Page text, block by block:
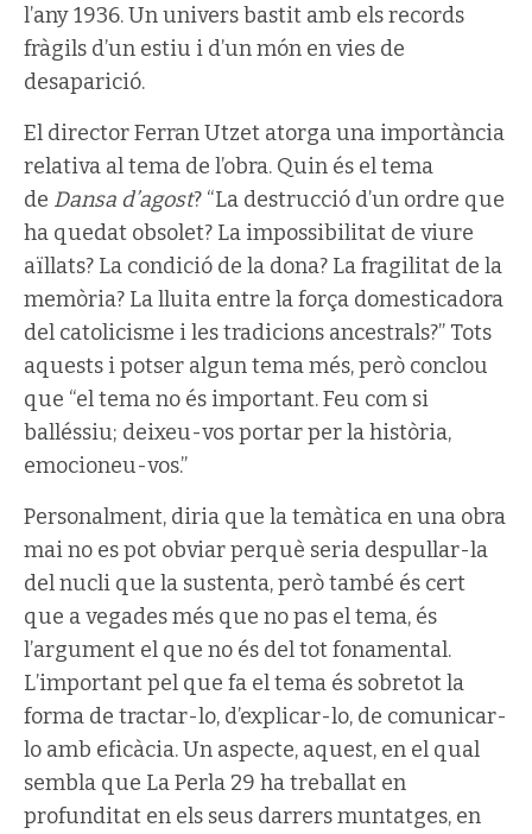
l’any 1936. Un univers bastit amb els records
fràgils d’un estiu i d’un món en vies de
desaparició.
El director Ferran Utzet atorga una importància
relativa al tema de l’obra. Quin és el tema
de Dansa d’agost? “La destrucció d’un ordre que
ha quedat obsolet? La impossibilitat de viure
aïllats? La condició de la dona? La fragilitat de la
memòria? La lluita entre la força domesticadora
del catolicisme i les tradicions ancestrals?” Tots
aquests i potser algun tema més, però conclou
que “el tema no és important. Feu com si
balléssiu; deixeu-vos portar per la història,
emocioneu-vos.”
Personalment, diria que la temàtica en una obra
mai no es pot obviar perquè seria despullar-la
del nucli que la sustenta, però també és cert
que a vegades més que no pas el tema, és
l’argument el que no és del tot fonamental.
L’important pel que fa el tema és sobretot la
forma de tractar-lo, d’explicar-lo, de comunicar-
lo amb eficàcia. Un aspecte, aquest, en el qual
sembla que La Perla 29 ha treballat en
profunditat en els seus darrers muntatges, en